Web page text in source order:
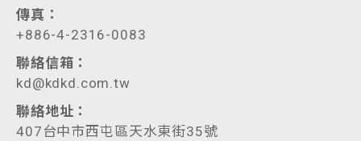
傳真：
+886-4-2316-0083
聯絡信箱：
kd@kdkd.com.tw
聯絡地址：
407台中市西屯區天水東街35號